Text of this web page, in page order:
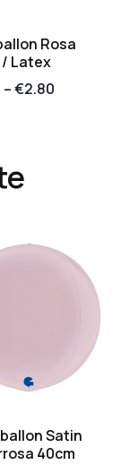
Rosa
/ Latex
–€2.80
Satin
40cm